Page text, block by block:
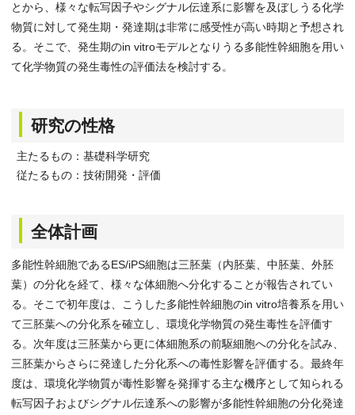
とから、様々な転写因子やシグナル伝達系に影響を及ぼしうる化学
物質に対して発生期・発達期は非常に感受性が高い時期と予想され
る。そこで、発生期のin vitroモデルとなりうる多能性幹細胞を用い
て化学物質の発生毒性の評価法を検討する。
研究の性格
主たるもの：基礎科学研究
従たるもの：技術開発・評価
全体計画
多能性幹細胞であるES/iPS細胞は三胚葉（内胚葉、中胚葉、外胚
葉）の分化を経て、様々な体細胞へ分化することが報告されてい
る。そこで初年度は、こうした多能性幹細胞のin vitro培養系を用い
て三胚葉への分化系を確立し、環境化学物質の発生毒性を評価す
る。次年度は三胚葉から更に体細胞系の前駆細胞への分化を試み、
三胚葉からさらに発達した分化系への毒性影響を評価する。最終年
度は、環境化学物質が毒性影響を発揮する主な機序として知られる
転写因子およびシグナル伝達系への影響が多能性幹細胞の分化発達